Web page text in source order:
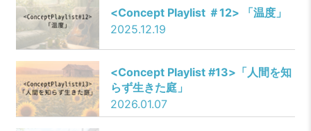
<Concept Playlist ＃12> 「温度」
2025.12.19
<Concept Playlist #13>「人間を知
らず生きた庭」
2026.01.07